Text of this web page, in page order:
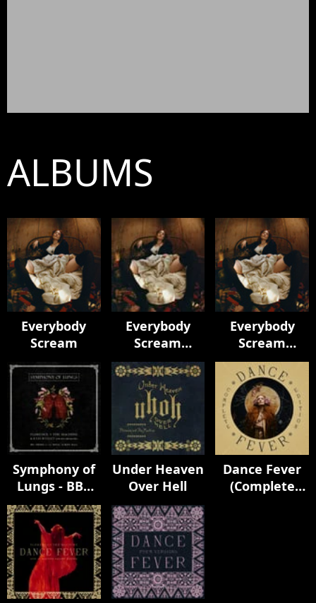
ALBUMS
Everybody
Scream
Everybody
Scream
(Chamber
Version)
Everybody
Scream
(Chamber
Version)
Symphony of
Lungs - BBC
Proms at the
Royal Albert
Hall
Under Heaven
Over Hell
Dance Fever
(Complete